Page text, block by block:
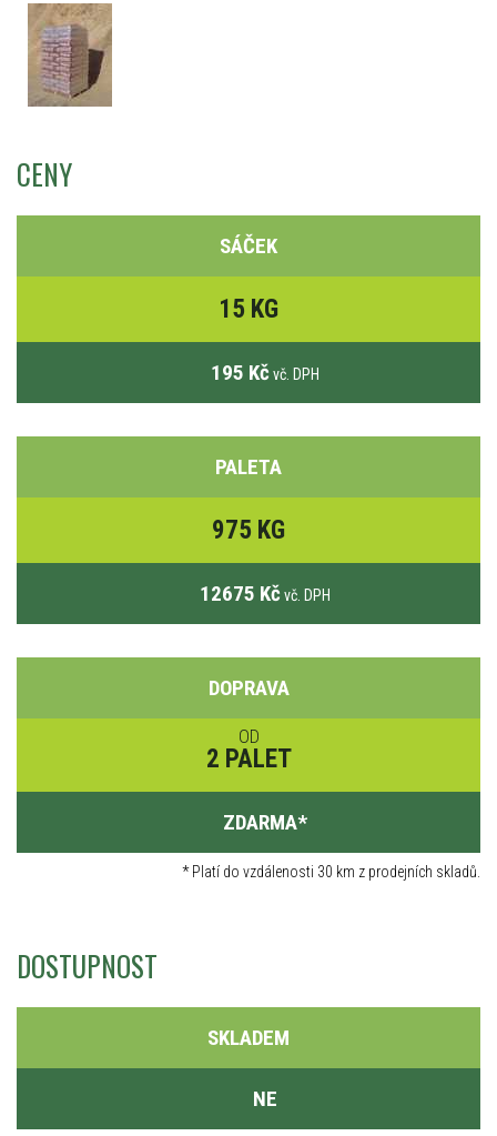
CENY
SÁČEK
15 KG
195 Kč vč. DPH
PALETA
975 KG
12675 Kč vč. DPH
DOPRAVA
OD
2 PALET
ZDARMA*
*Platí do vzdálenosti 30 km z prodejních skladů.
DOSTUPNOST
SKLADEM
NE